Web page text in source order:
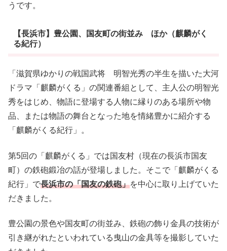
うです。
【長浜市】豊公園、国友町の街並み ほか（麒麟がく
る紀行）
「滋賀県ゆかりの戦国武将 明智光秀の半生を描いた大河
ドラマ「麒麟がくる」の関連番組として、主人公の明智光
秀をはじめ、物語に登場する人物に縁りのある場所や物
品、または物語の舞台となった地を情緒豊かに紹介する
「麒麟がくる紀行」。
第5回の「麒麟がくる」では国友村（現在の長浜市国友
町）の鉄砲鍛冶の話が登場しました。そこで「麒麟がくる
紀行」で長浜市の「国友の鉄砲」を中心に取り上げていた
だきました。
豊公園の景色や国友町の街並み、鉄砲の飾り金具の技術が
引き継がれたといわれている曳山の金具等を撮影していた